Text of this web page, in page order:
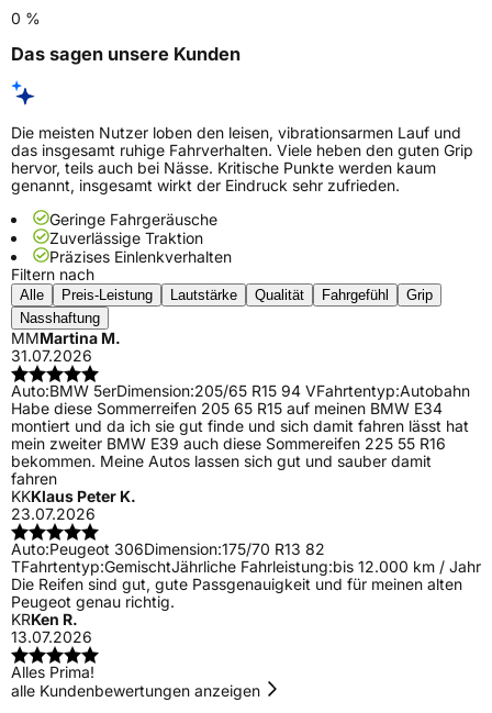
0 %
Das sagen unsere Kunden
Die meisten Nutzer loben den leisen, vibrationsarmen Lauf und
das insgesamt ruhige Fahrverhalten. Viele heben den guten Grip
hervor, teils auch bei Nässe. Kritische Punkte werden kaum
genannt, insgesamt wirkt der Eindruck sehr zufrieden.
Geringe Fahrgeräusche
Zuverlässige Traktion
Präzises Einlenkverhalten
Filtern nach
Alle Preis-Leistung Lautstärke Qualität Fahrgefühl
Grip
Nasshaftung
MMMartina M.
31.07.2026
Auto:BMW 5erDimension:205/65 R15 94 VFahrtentyp:Autobahn
Habe diese Sommerreifen 205 65 R15 auf meinen BMW E34
montiert und da ich sie gut finde und sich damit fahren lässt hat
mein zweiter BMW E39 auch diese Sommereifen 225 55 R16
bekommen. Meine Autos lassen sich gut und sauber damit
fahren
KKKlaus Peter K.
23.07.2026
Auto:Peugeot 306Dimension:175/70 R13 82
TFahrtentyp:GemischtJährliche Fahrleistung:bis 12.000 km / Jahr
Die Reifen sind gut, gute Passgenauigkeit und für meinen alten
Peugeot genau richtig.
KRKen R.
13.07.2026
Alles Prima!
alle Kundenbewertungen anzeigen